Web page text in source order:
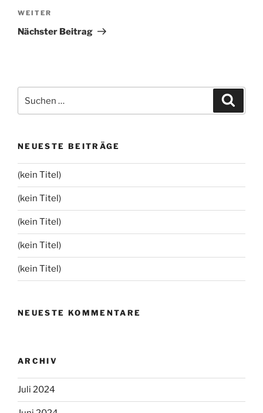
Nächster
Beitrag
WEITER
Nächster Beitrag
nach:
NEUESTE BEITRÄGE
(kein Titel)
(kein Titel)
(kein Titel)
(kein Titel)
(kein Titel)
NEUESTE KOMMENTARE
ARCHIV
Juli 2024